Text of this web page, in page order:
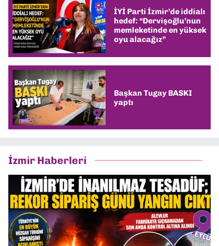
İYİ Parti İzmir’de iddialı
hedef: “Dervişoğlu’nun
memleketinde en yüksek
oyu alacağız”
Başkan Tugay BASKI
yaptı
İzmir Haberleri